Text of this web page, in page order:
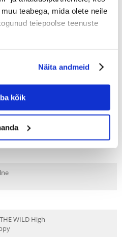
teabega, mida olete neile
teiepoolse teenuste
Näita andmeid
kõik
fotod
WILD High Prairie Puppy 12,2 kg
WILD High